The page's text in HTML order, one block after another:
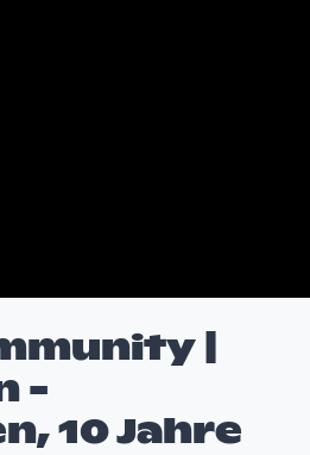
|
-
10 Jahre